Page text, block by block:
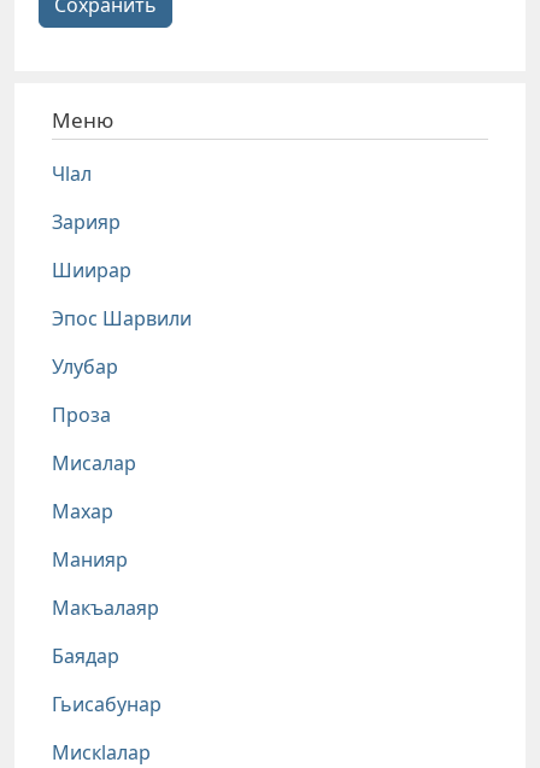
Меню
Чlал
Зарияр
Шиирар
Эпос Шарвили
Улубар
Проза
Мисалар
Махар
Манияр
Макъалаяр
Баядар
Гьисабунар
Мискlалар